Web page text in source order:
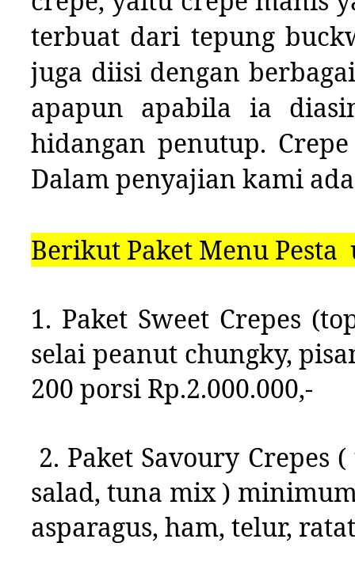
terbuat dari tepung
juga diisi dengan
apapun apabila ia
hidangan penutup.
Dalam penyajian kami
Berikut Paket Menu
1. Paket Sweet Crepes
selai peanut chungky,
200 porsi Rp.2.000.000,-
2. Paket Savoury Crepes (
salad, tuna mix )
asparagus, ham, telur,